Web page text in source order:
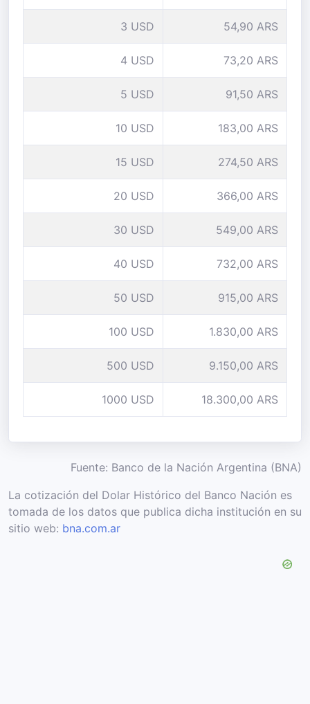
3 USD 54,90 ARS
4 USD 73,20 ARS
5 USD 91,50 ARS
10 USD 183,00 ARS
15 USD 274,50 ARS
20 USD 366,00 ARS
30 USD 549,00 ARS
40 USD 732,00 ARS
50 USD 915,00 ARS
100 USD 1.830,00 ARS
500 USD 9.150,00 ARS
1000 USD 18.300,00 ARS
Fuente: Banco de la Nación Argentina (BNA)
La cotización del Dolar Histórico del Banco Nación es
tomada de los datos que publica dicha institución en su
sitio web: bna.com.ar